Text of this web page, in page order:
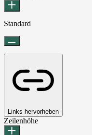
Standard
Links hervorheben
Zeilenhöhe